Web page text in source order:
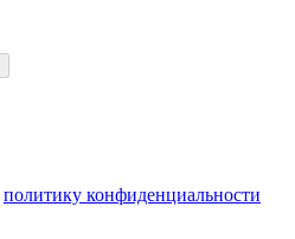
политику конфиденциальности